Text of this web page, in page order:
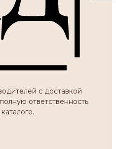
с доставкой
ответственность